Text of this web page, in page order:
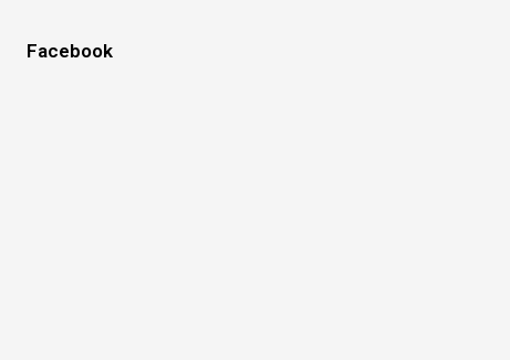
Facebook